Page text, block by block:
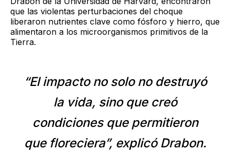
que las violentas perturbaciones del choque
liberaron nutrientes clave como fósforo y hierro, que
alimentaron a los microorganismos primitivos de la
Tierra.
“El impacto no solo no destruyó
la vida, sino que creó
condiciones que permitieron
que floreciera”, explicó Drabon.